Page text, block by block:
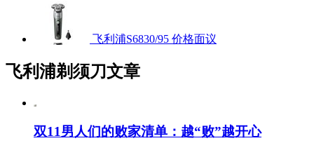
飞利浦S6830/95 价格面议
飞利浦剃须刀文章
双11男人们的败家清单：越“败”越开心